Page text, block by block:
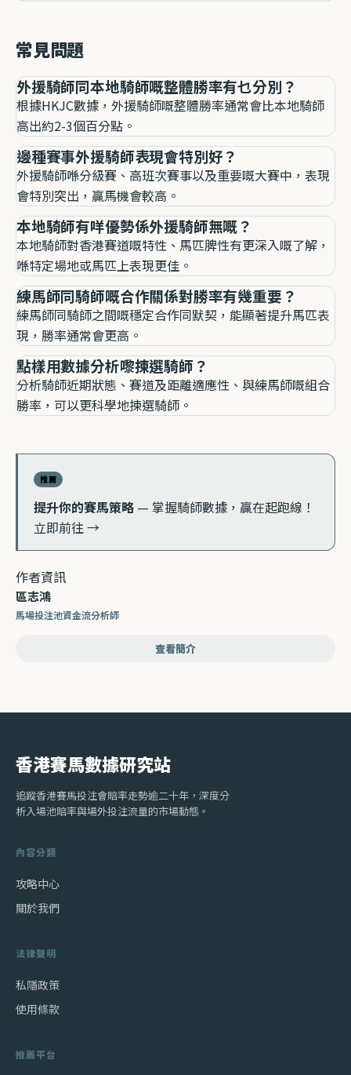
常見問題
外援騎師同本地騎師嘅整體勝率有乜分別？
根據HKJC數據，外援騎師嘅整體勝率通常會比本地騎師
高出約2-3個百分點。
邊種賽事外援騎師表現會特別好？
外援騎師喺分級賽、高班次賽事以及重要嘅大賽中，表現
會特別突出，贏馬機會較高。
本地騎師有咩優勢係外援騎師無嘅？
本地騎師對香港賽道嘅特性、馬匹脾性有更深入嘅了解，
喺特定場地或馬匹上表現更佳。
練馬師同騎師嘅合作關係對勝率有幾重要？
練馬師同騎師之間嘅穩定合作同默契，能顯著提升馬匹表
現，勝率通常會更高。
點樣用數據分析嚟揀選騎師？
分析騎師近期狀態、賽道及距離適應性、與練馬師嘅組合
勝率，可以更科學地揀選騎師。
推薦
提升你的賽馬策略 — 掌握騎師數據，贏在起跑線！
立即前往 →
作者資訊
區志鴻
馬場投注池資金流分析師
查看簡介
香港賽馬數據研究站
追蹤香港賽馬投注會賠率走勢逾二十年，深度分
析入場池賠率與場外投注流量的市場動態。
內容分類
攻略中心
關於我們
法律聲明
私隱政策
使用條款
推薦平台